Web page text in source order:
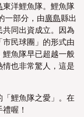
東洋鯉魚隊。鯉魚隊
一部分，由廣島縣出
共同出資成立。因為
民球團」的形式由
鯉魚隊早已超越一般
也非常驚人，這是
鯉魚隊之愛」。在
喔！